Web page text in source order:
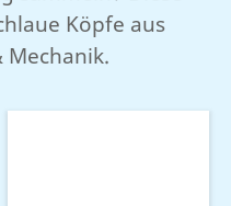
Köpfe aus